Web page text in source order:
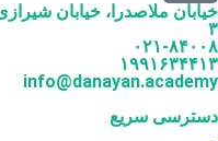
خیابان ملاصدرا، خیابان
۳
۰۲۱-۸۴۰۰۸
۱۹۹۱۶۳۴۴۱۳
info@danayan.academy
دسترسی سریع